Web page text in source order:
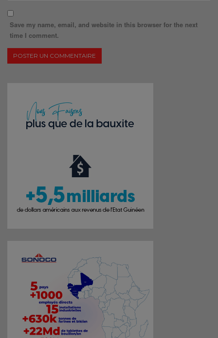
Save my name, email, and website in this browser for the next
time I comment.